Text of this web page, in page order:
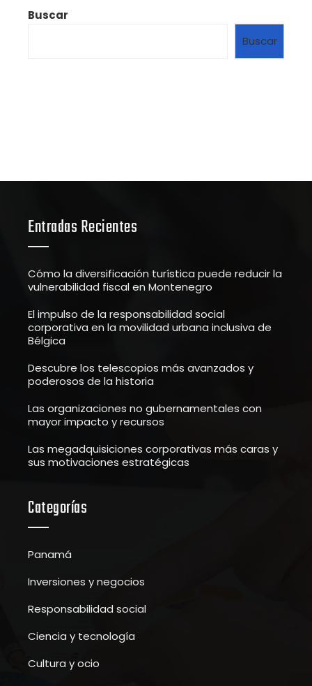
Buscar
Buscar
Entradas Recientes
Cómo la diversificación turística puede reducir la
vulnerabilidad fiscal en Montenegro
El impulso de la responsabilidad social
corporativa en la movilidad urbana inclusiva de
Bélgica
Descubre los telescopios más avanzados y
poderosos de la historia
Las organizaciones no gubernamentales con
mayor impacto y recursos
Las megadquisiciones corporativas más caras y
sus motivaciones estratégicas
Categorías
Panamá
Inversiones y negocios
Responsabilidad social
Ciencia y tecnología
Cultura y ocio